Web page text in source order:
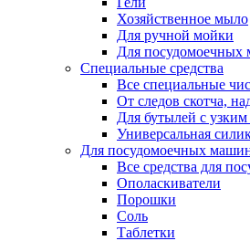
Хозяйственное мыло
Для ручной мойки
Для посудомоечных
Специальные средства
Все специальные
От следов скотча,
Для бутылей с
Универсальная
Для посудомоечных
Все средства для
Ополаскиватели
Порошки
Соль
Таблетки